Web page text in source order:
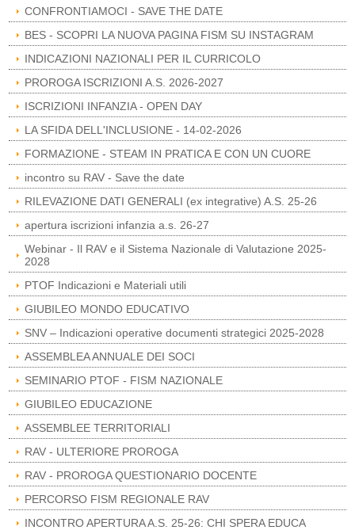
CONFRONTIAMOCI - SAVE THE DATE
BES - SCOPRI LA NUOVA PAGINA FISM SU INSTAGRAM
INDICAZIONI NAZIONALI PER IL CURRICOLO
PROROGA ISCRIZIONI A.S. 2026-2027
ISCRIZIONI INFANZIA - OPEN DAY
LA SFIDA DELL'INCLUSIONE - 14-02-2026
FORMAZIONE - STEAM IN PRATICA E CON UN CUORE
incontro su RAV - Save the date
RILEVAZIONE DATI GENERALI (ex integrative) A.S. 25-26
apertura iscrizioni infanzia a.s. 26-27
Webinar - Il RAV e il Sistema Nazionale di Valutazione 2025-
2028
PTOF Indicazioni e Materiali utili
GIUBILEO MONDO EDUCATIVO
SNV – Indicazioni operative documenti strategici 2025-2028
ASSEMBLEA ANNUALE DEI SOCI
SEMINARIO PTOF - FISM NAZIONALE
GIUBILEO EDUCAZIONE
ASSEMBLEE TERRITORIALI
RAV - ULTERIORE PROROGA
RAV - PROROGA QUESTIONARIO DOCENTE
PERCORSO FISM REGIONALE RAV
INCONTRO APERTURA A.S. 25-26: CHI SPERA EDUCA